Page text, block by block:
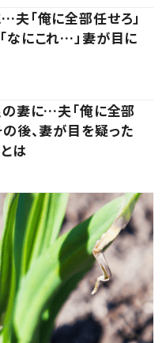
「俺に全部任せろ」
なにこれ…」妻が目に
の妻に…夫「俺に全部
後、妻が目を疑った
は